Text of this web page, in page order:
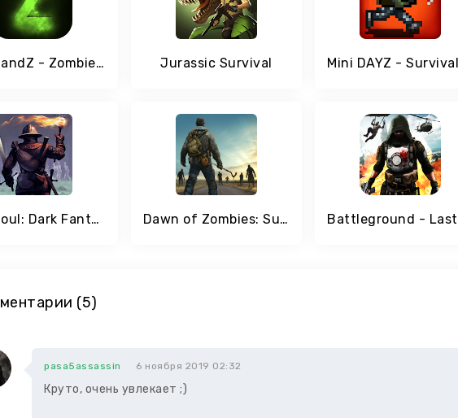
WithstandZ - Zombie Survival! Jurassic Survival
Grim Soul: Dark Fantasy Survival Dawn of Zombies: Survival after the Last War
(5)
pasa5assassin 6 ноября 2019 02:32
Круто, очень увлекает ;)